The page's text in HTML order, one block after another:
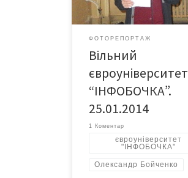
ФОТОРЕПОРТАЖ
Вільний
євроуніверситет
“ІНФОБОЧКА”.
25.01.2014
1 Коментар
євроуніверситет
"ІНФОБОЧКА"
Олександр Бойченко